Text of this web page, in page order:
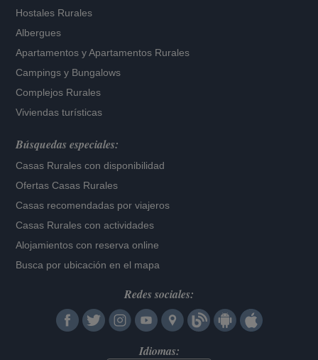
Hostales Rurales
Albergues
Apartamentos yApartamentos Rurales
Campings y Bungalows
Complejos Rurales
Viviendas turísticas
Búsquedas especiales:
Casas Rurales con disponibilidad
Ofertas Casas Rurales
Casas recomendadas por viajeros
Casas Rurales con actividades
Alojamientos con reserva online
Busca por ubicación en el mapa
Redes sociales:
Idiomas: